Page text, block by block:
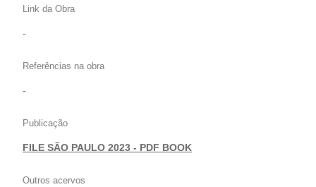
Link da Obra
-
Referências na obra
-
Publicação
FILE SÃO PAULO 2023 - PDF BOOK
Outros acervos